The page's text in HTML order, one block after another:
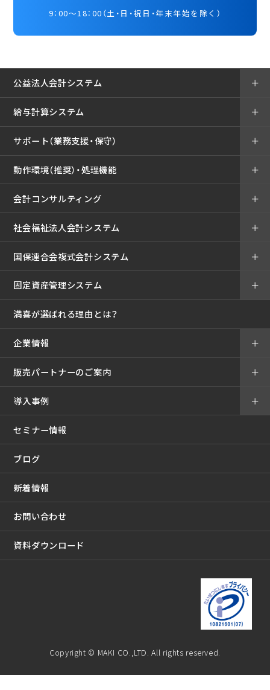
9：00～18：00（土・日・祝日・年末年始を除く）
公益法人会計システム ＋
給与計算システム ＋
サポート（業務支援・保守） ＋
動作環境（推奨）・処理機能 ＋
会計コンサルティング ＋
社会福祉法人会計システム ＋
国保連合会複式会計システム ＋
固定資産管理システム ＋
満喜が選ばれる理由とは？
企業情報 ＋
販売パートナーのご案内 ＋
導入事例
セミナー情報
＋
ブログ
新着情報
お問い合わせ
資料ダウンロード
Copyright © MAKI CO.,LTD. All rights reserved.